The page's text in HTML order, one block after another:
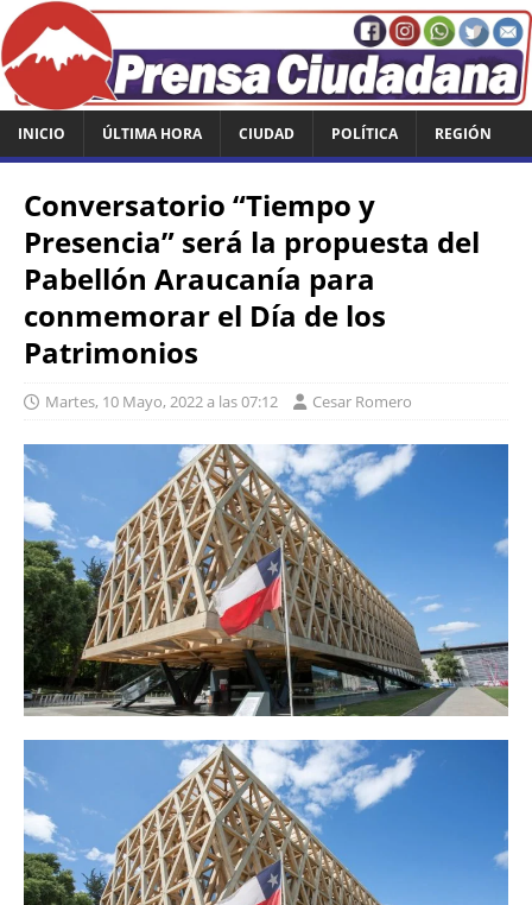
INICIO ÚLTIMA HORA CIUDAD POLÍTICA REGIÓN
Conversatorio “Tiempo y
Presencia” será la propuesta del
Pabellón Araucanía para
conmemorar el Día de los
Patrimonios
Martes, 10 Mayo, 2022 a las 07:12 Cesar Romero